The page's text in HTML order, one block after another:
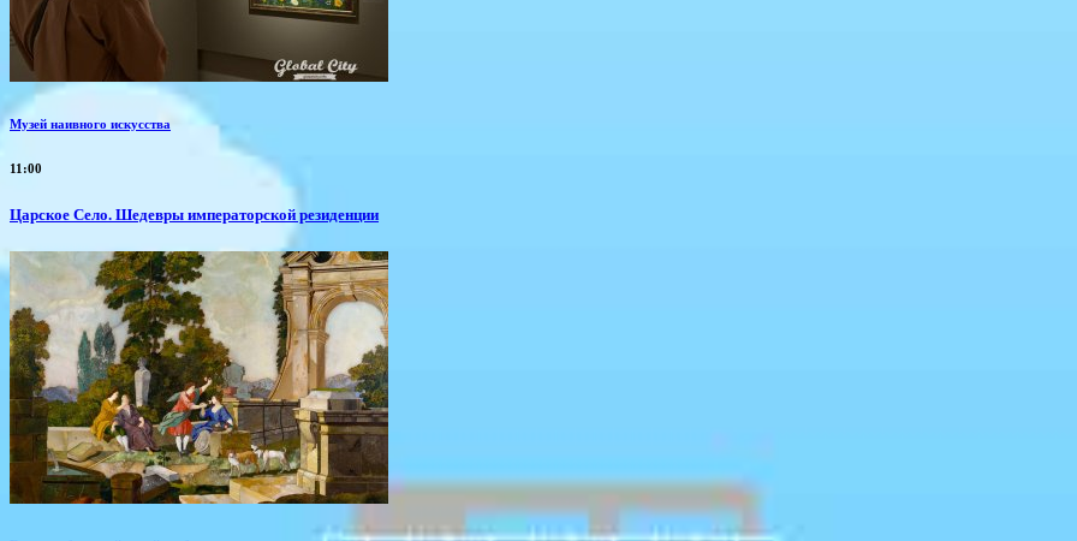
Музей наивного искусства
11:00
Царское Село. Шедевры императорской резиденции